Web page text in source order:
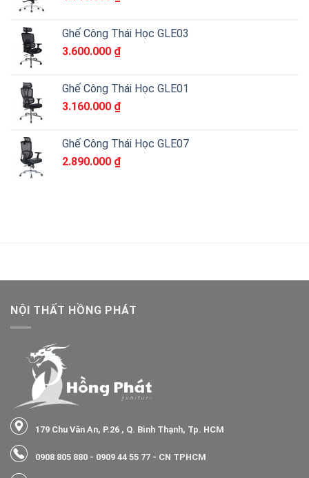
Ghế Công Thái Học GLE03
3.600.000 ₫
Ghế Công Thái Học GLE01
3.160.000 ₫
Ghế Công Thái Học GLE07
2.890.000 ₫
NỘI THẤT HỒNG PHÁT
179 Chu Văn An, P.26 , Q. Bình Thạnh, Tp. HCM
0908 805 880 - 0909 44 55 77 - CN TPHCM